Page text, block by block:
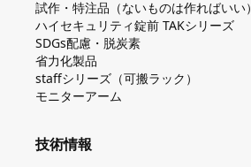
試作・特注品（ないものは作ればいい）
ハイセキュリティ錠前 TAKシリーズ
SDGs配慮・脱炭素
省力化製品
staffシリーズ（可搬ラック）
モニターアーム
技術情報